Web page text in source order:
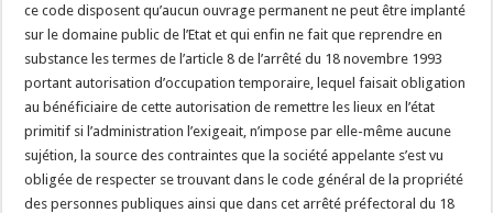
ce code disposent qu’aucun ouvrage permanent ne peut être implanté
sur le domaine public de l’Etat et qui enfin ne fait que reprendre en
substance les termes de l’article 8 de l’arrêté du 18 novembre 1993
portant autorisation d’occupation temporaire, lequel faisait obligation
au bénéficiaire de cette autorisation de remettre les lieux en l’état
primitif si l’administration l’exigeait, n’impose par elle-même aucune
sujétion, la source des contraintes que la société appelante s’est vu
obligée de respecter se trouvant dans le code général de la propriété
des personnes publiques ainsi que dans cet arrêté préfectoral du 18